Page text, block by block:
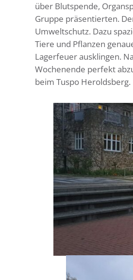
über Blutspende,
Gruppe präsentierten.
Umweltschutz. Dazu
Tiere und Pflanzen
Lagerfeuer ausklingen.
Wochenende perfekt
beim Tuspo Heroldsberg.